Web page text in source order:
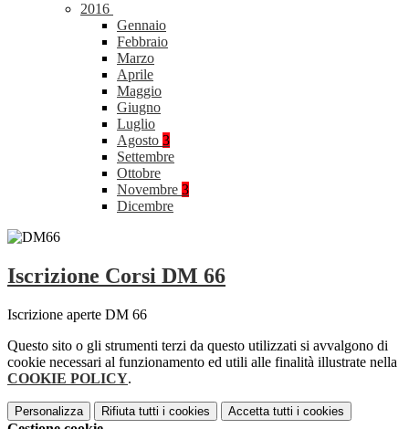
2016
Gennaio
Febbraio
Marzo
Aprile
Maggio
Giugno
Luglio
Agosto 3
Settembre
Ottobre
Novembre 3
Dicembre
Iscrizione Corsi DM 66
Iscrizione aperte DM 66
Questo sito o gli strumenti terzi da questo utilizzati si avvalgono di
cookie necessari al funzionamento ed utili alle finalità illustrate nella
COOKIE POLICY.
Personalizza Rifiuta tutti i cookies Accetta tutti i cookies